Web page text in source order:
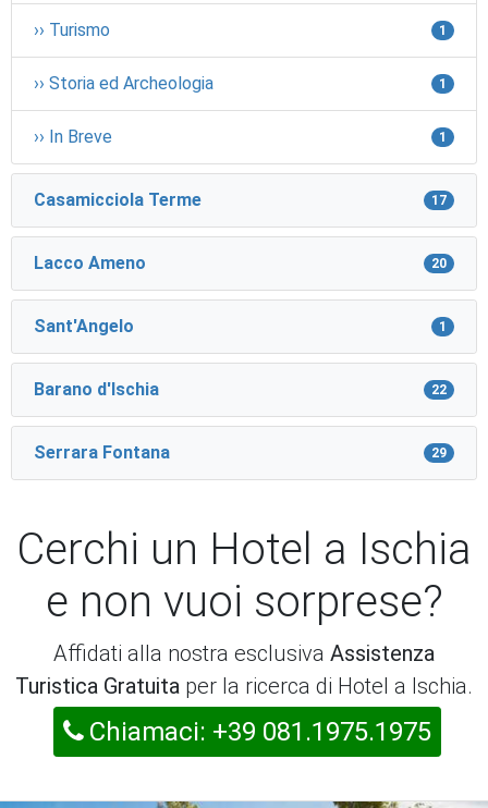
›› Turismo 1
›› Storia ed Archeologia 1
›› In Breve 1
Casamicciola Terme 17
Lacco Ameno 20
Sant'Angelo 1
Barano d'Ischia 22
Serrara Fontana 29
Cerchi un Hotel a Ischia
e non vuoi sorprese?
Affidati alla nostra esclusiva Assistenza
Turistica Gratuita per la ricerca di Hotel a Ischia.
Chiamaci: +39 081.1975.1975